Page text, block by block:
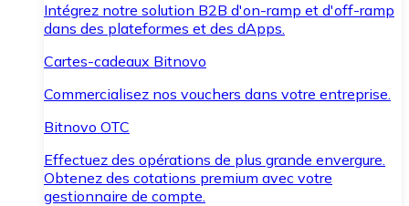
Intégrez notre solution B2B d'on-ramp et d'off-ramp
dans des plateformes et des dApps.
Cartes-cadeaux Bitnovo
Commercialisez nos vouchers dans votre entreprise.
Bitnovo OTC
Effectuez des opérations de plus grande envergure.
Obtenez des cotations premium avec votre
gestionnaire de compte.